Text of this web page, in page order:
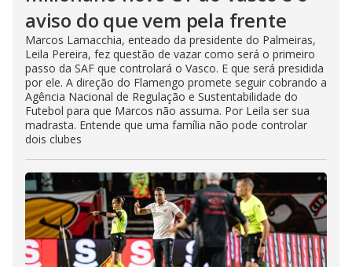
aviso do que vem pela frente
Marcos Lamacchia, enteado da presidente do Palmeiras,
Leila Pereira, fez questão de vazar como será o primeiro
passo da SAF que controlará o Vasco. E que será presidida
por ele. A direção do Flamengo promete seguir cobrando a
Agência Nacional de Regulação e Sustentabilidade do
Futebol para que Marcos não assuma. Por Leila ser sua
madrasta. Entende que uma família não pode controlar
dois clubes